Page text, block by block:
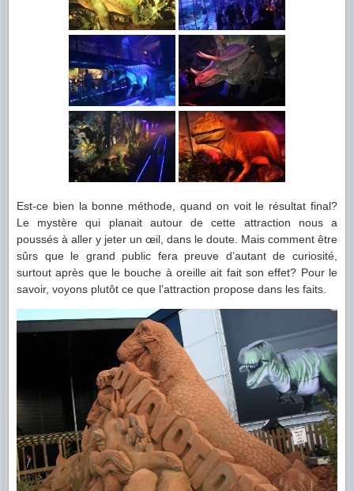
Est-ce bien la bonne méthode, quand on voit le résultat final?
Le mystère qui planait autour de cette attraction nous a
poussés à aller y jeter un œil, dans le doute. Mais comment être
sûrs que le grand public fera preuve d’autant de curiosité,
surtout après que le bouche à oreille ait fait son effet? Pour le
savoir, voyons plutôt ce que l’attraction propose dans les faits.